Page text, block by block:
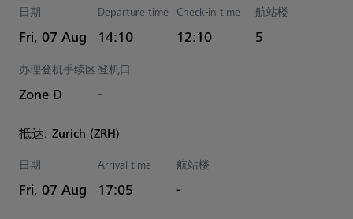
日期
Fri, 07 Aug
Departure time
Estimated 时间
14:10
Check-in time
12:10
航站楼
5
办理登机手续区
Zone D
登机口
-
抵达: Zurich (ZRH)
日期
Fri, 07 Aug
Arrival time
Estimated 时间
17:05
航站楼
-